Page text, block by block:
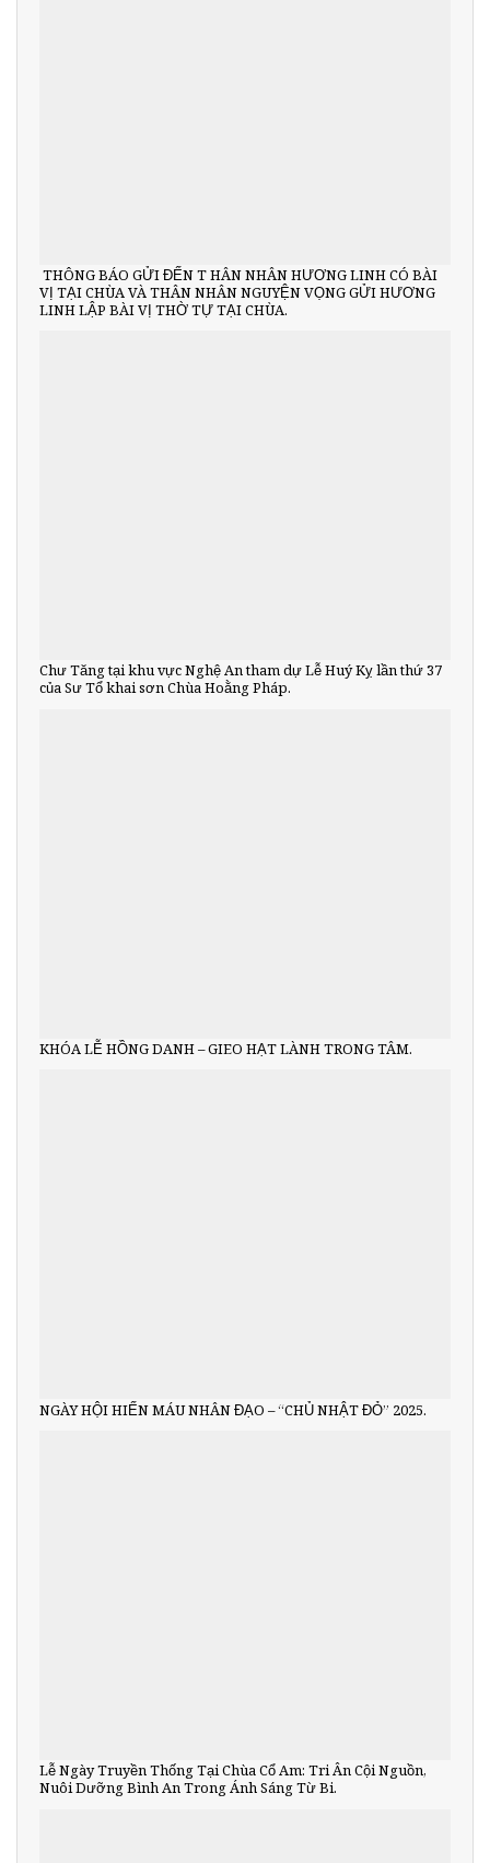
THÔNG BÁO GỬI ĐẾN T HÂN NHÂN HƯƠNG LINH CÓ BÀI
VỊ TẠI CHÙA VÀ THÂN NHÂN NGUYỆN VỌNG GỬI HƯƠNG
LINH LẬP BÀI VỊ THỜ TỰ TẠI CHÙA.
Chư Tăng tại khu vực Nghệ An tham dự Lễ Huý Kỵ lần thứ 37
của Sư Tổ khai sơn Chùa Hoằng Pháp.
KHÓA LỄ HỒNG DANH – GIEO HẠT LÀNH TRONG TÂM.
NGÀY HỘI HIẾN MÁU NHÂN ĐẠO – “CHỦ NHẬT ĐỎ” 2025.
Lễ Ngày Truyền Thống Tại Chùa Cổ Am: Tri Ân Cội Nguồn,
Nuôi Dưỡng Bình An Trong Ánh Sáng Từ Bi.